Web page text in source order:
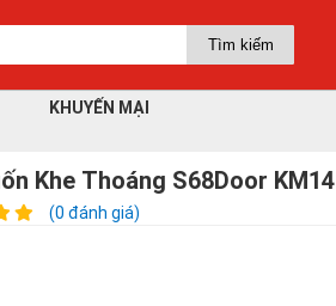
KHUYẾN MẠI
Khe Thoáng S68Door KM14
(0 đánh giá)